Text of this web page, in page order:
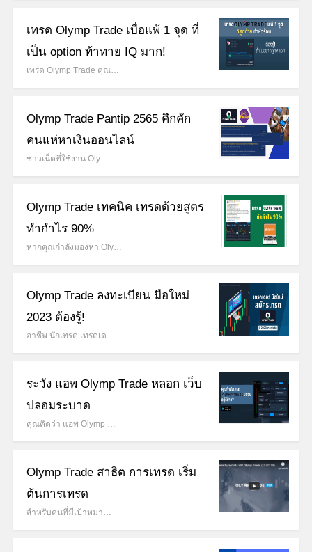
เทรด Olymp Trade เบื่อแพ้ 1 จุด ที่
เป็น option ท้าทาย IQ มาก!
เทรด Olymp Trade คุณ…
Olymp Trade Pantip 2565 คึกคัก
คนแห่หาเงินออนไลน์
ชาวเน็ตที่ใช้งาน Oly…
Olymp Trade เทคนิค เทรดด้วยสูตร
ทำกำไร 90%
หากคุณกำลังมองหา Oly…
Olymp Trade ลงทะเบียน มือใหม่
2023 ต้องรู้!
อาชีพ นักเทรด เทรดเด…
ระวัง แอพ Olymp Trade หลอก เว็บ
ปลอมระบาด
คุณคิดว่า แอพ Olymp …
Olymp Trade สาธิต การเทรด เริ่ม
ต้นการเทรด
สำหรับคนที่มีเป้าหมา…